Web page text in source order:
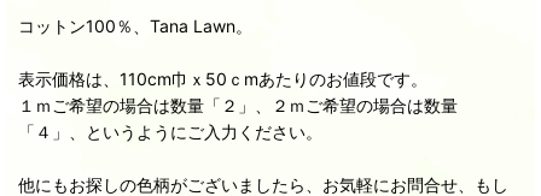
コットン100％、Tana Lawn。
表示価格は、110cm巾ｘ50ｃmあたりのお値段です。
１ｍご希望の場合は数量「２」、２ｍご希望の場合は数量
「４」、というようにご入力ください。
他にもお探しの色柄がございましたら、お気軽にお問合せ、もし